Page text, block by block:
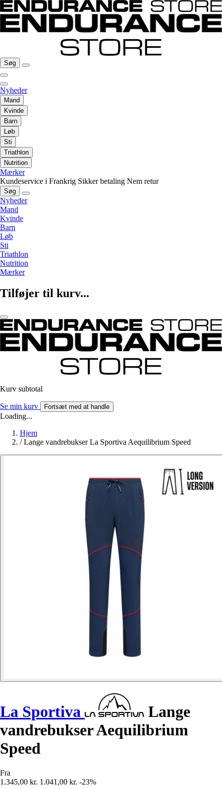
Søg
Nyheder
Mand
Kvinde
Barn
Løb
Sti
Triathlon
Nutrition
Mærker
Kundeservice i Frankrig Sikker betaling Nem retur
Søg
Nyheder
Mand
Kvinde
Barn
Løb
Sti
Triathlon
Nutrition
Mærker
Tilføjer til kurv...
Kurv subtotal
Se min kurv Fortsæt med at handle
Loading...
Hjem
/ Lange vandrebukser La Sportiva Aequilibrium Speed
La Sportiva
Lange
vandrebukser Aequilibrium
Speed
Fra
1.345,00 kr. 1.041,00 kr. -23%